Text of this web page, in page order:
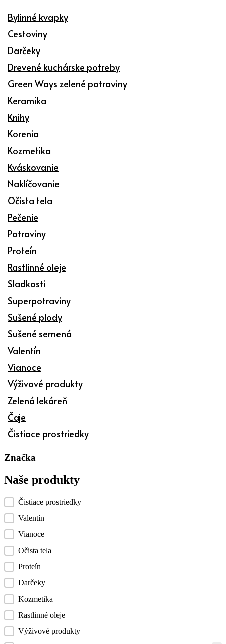
Bylinné kvapky
Cestoviny
Darčeky
Drevené kuchárske potreby
Green Ways zelené potraviny
Keramika
Knihy
Korenia
Kozmetika
Kváskovanie
Naklíčovanie
Očista tela
Pečenie
Potraviny
Proteín
Rastlinné oleje
Sladkosti
Superpotraviny
Sušené plody
Sušené semená
Valentín
Vianoce
Výživové produkty
Zelená lekáreň
Čaje
Čistiace prostriedky
Značka
Naše produkty
Kategórie produktov checklist
Čistiace prostriedky
Valentín
Vianoce
Očista tela
Proteín
Darčeky
Kozmetika
Rastlinné oleje
Výživové produkty